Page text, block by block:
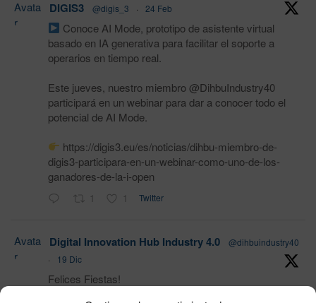
Avata
r
DIGIS3 @digis_3 · 24 Feb
Conoce AI Mode, prototipo de asistente virtual
basado en IA generativa para facilitar el soporte a
operarios en tiempo real.
Este jueves, nuestro miembro @DihbuIndustry40
participará en un webinar para dar a conocer todo el
potencial de AI Mode.
https://digis3.eu/es/noticias/dihbu-miembro-de-
digis3-participara-en-un-webinar-como-uno-de-los-
ganadores-de-la-i-open
1 1 Twitter
Avata
r
Digital Innovation Hub Industry 4.0
@dihbuindustry40
·
19 Dic
Felices Fiestas!